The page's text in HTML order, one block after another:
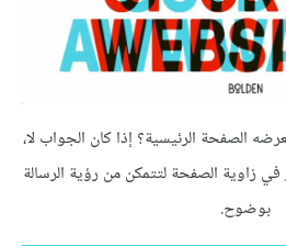
الصفحة الرئيسية؟ إذا كان الجواب لا،
زاوية الصفحة لتتمكن من رؤية الرسالة
بوضوح.